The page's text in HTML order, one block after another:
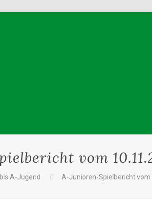
vom
A-Jugend A-Junioren-Spielbericht vom